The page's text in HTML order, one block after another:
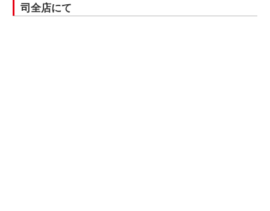
司全店にて